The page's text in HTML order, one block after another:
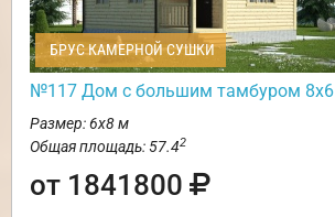
БРУС КАМЕРНОЙ СУШКИ
№117 Дом с большим тамбуром 8х6
Размер: 6х8 м
Общая площадь: 57.42
от 1841800